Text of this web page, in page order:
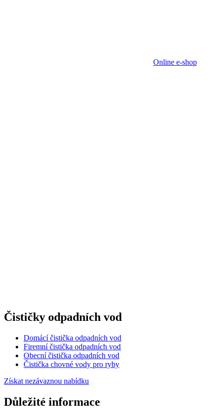
Online e-shop
Čističky odpadních vod
Domácí čistička odpadních vod
Firemní čistička odpadních vod
Obecní čistička odpadních vod
Čistička chovné vody pro ryby
Získat nezávaznou nabídku
Důležité informace